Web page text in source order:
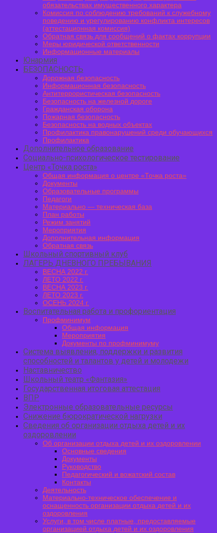
обязательствах имущественного характера
Комиссия по соблюдению требований к служебному
поведению и урегулированию конфликта интересов
(аттестационная комиссия)
Обратная связь для сообщений о фактах коррупции
Меры юридической ответственности
Информационные материалы
Юнармия
БЕЗОПАСНОСТЬ
Дорожная безопасность
Информационная безопасность
Антитеррористическая безопасность
Безопасность на железной дороге
Гражданская оборона
Пожарная безопасность
Безопасность на водных объектах
Профилактика правонарушений среди обучающихся
Профилактика
Дополнительное образование
Социально-психологическое тестирование
Центр «Точка роста»
Общая информация о центре «Точка роста»
Документы
Образовательные программы
Педагоги
Материально — техническая база
План работы
Режим занятий
Мероприятия
Дополнительная информация
Обратная связь
Школьный спортивный клуб
ЛАГЕРЬ ДНЕВНОГО ПРЕБЫВАНИЯ
ВЕСНА 2022 г.
ЛЕТО 2022 г.
ВЕСНА 2023 г.
ЛЕТО 2023 г.
ОСЕНЬ 2024 г.
Воспитательная работа и профориентация
Профминимум
Общая информация
Мероприятия
Документы по профминимуму
Система выявления, поддержки и развития
способностей и талантов у детей и молодежи
Наставничество
Школьный театр «Фантазия»
Государственная итоговая аттестация
ВПР
Электронные образовательные ресурсы
Снижение бюрократической нагрузки
Сведения об организации отдыха детей и их
оздоровлении
Об организации отдыха детей и их оздоровлении
Основные сведения
Документы
Руководство
Педагогический и вожатский состав
Контакты
Деятельность
Материально-техническое обеспечение и
оснащенность организации отдыха детей и их
оздоровления
Услуги, в том числе платные, предоставляемые
организацией отдыха детей и их оздоровления